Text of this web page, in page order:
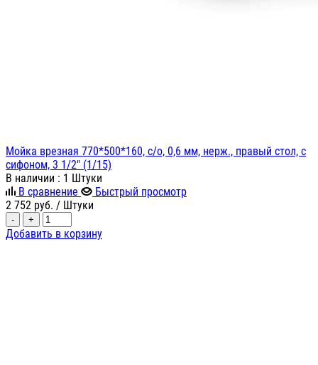
Мойка врезная 770*500*160, с/о, 0,6 мм, нерж., правый стол, с
сифоном, 3 1/2" (1/15)
В наличии : 1 Штуки
В сравнение
Быстрый просмотр
2 752 руб. / Штуки
- +
Добавить в корзину